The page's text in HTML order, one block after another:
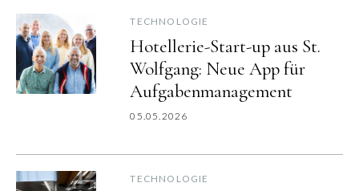
TECHNOLOGIE
Hotellerie-Start-up aus St.
Wolfgang: Neue App für
Aufgabenmanagement
05.05.2026
TECHNOLOGIE